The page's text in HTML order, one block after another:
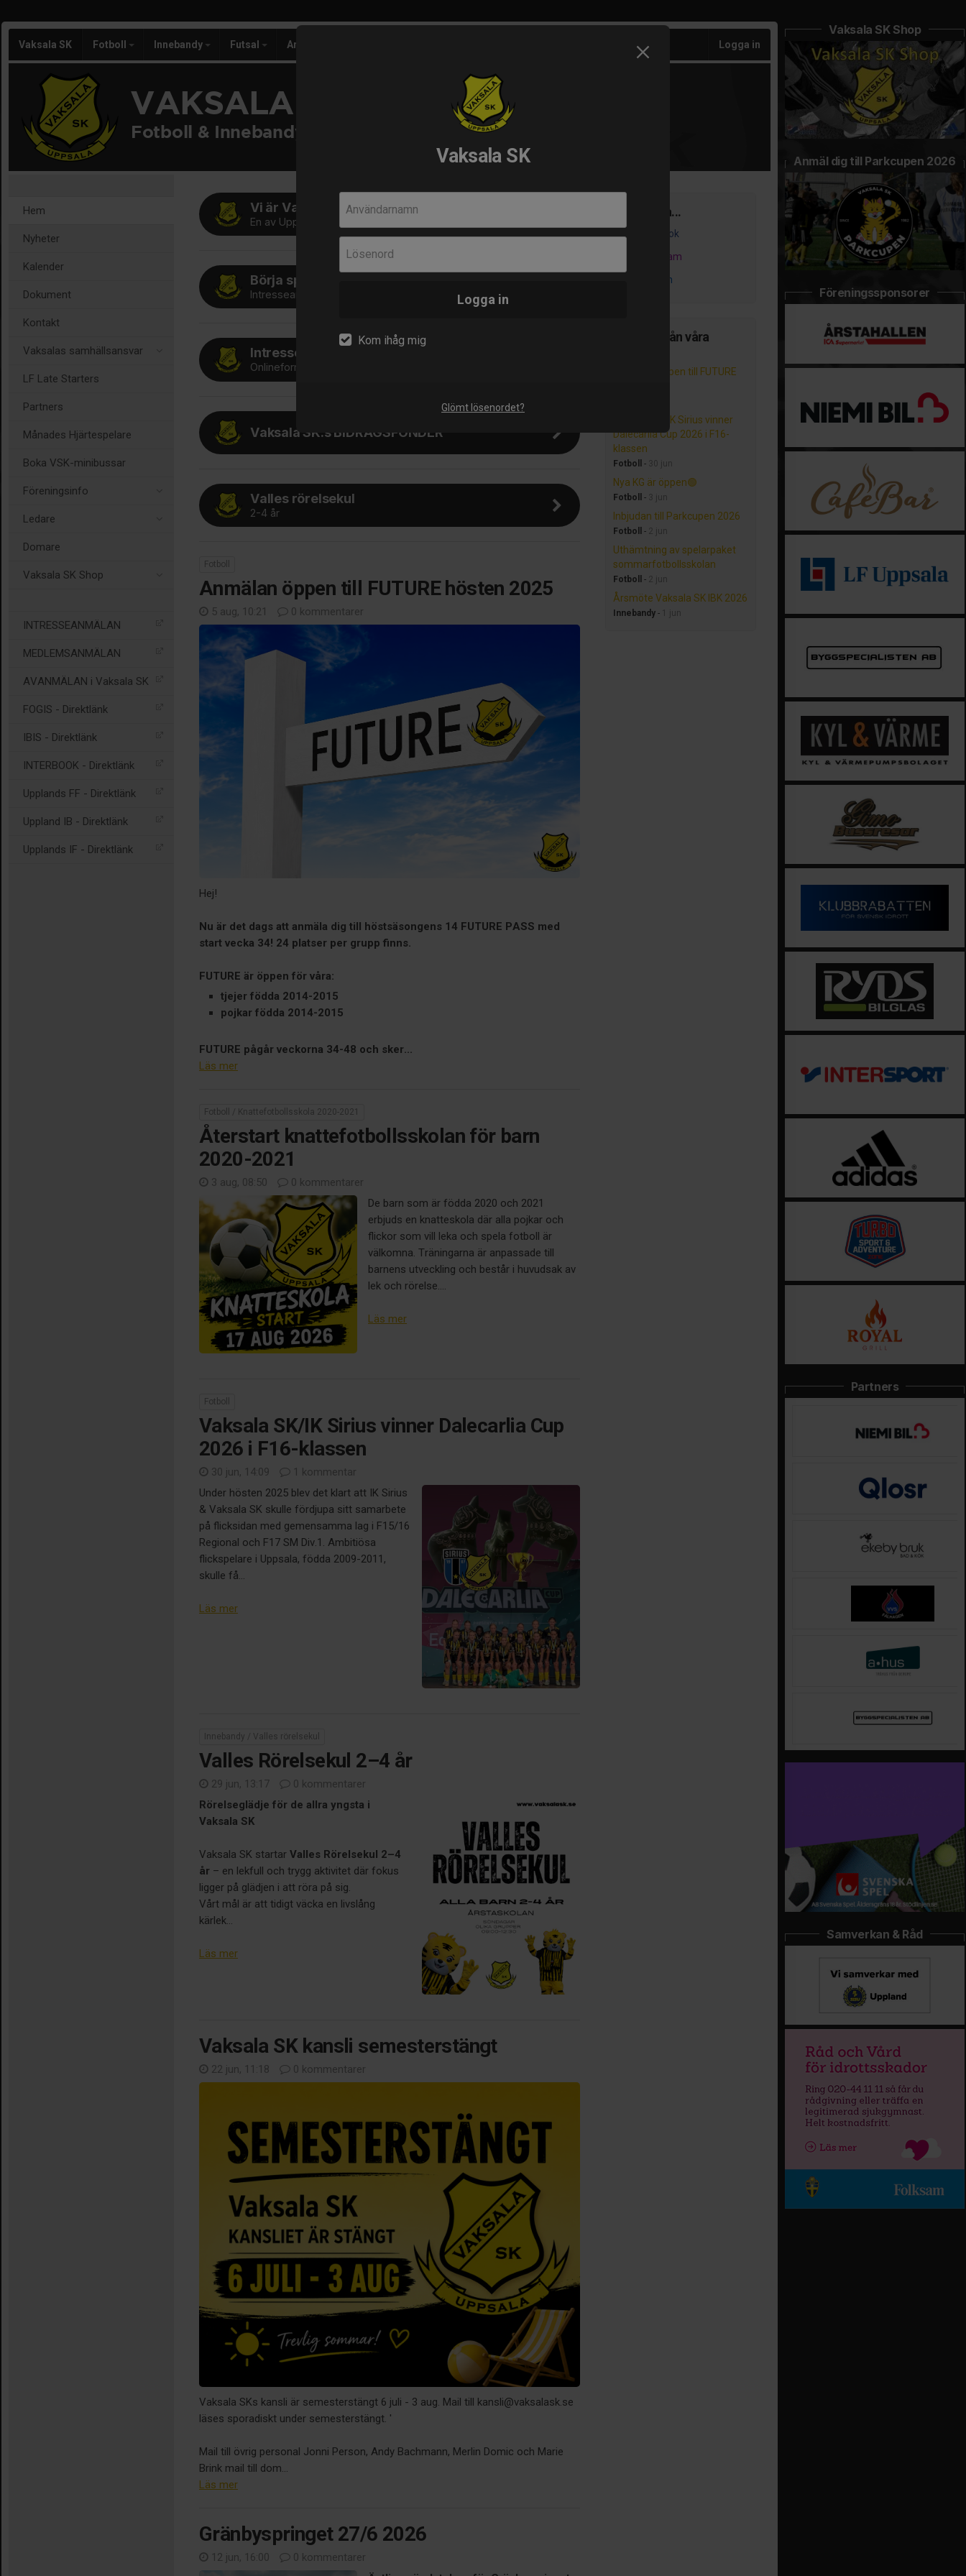
Vaksala SK Fotboll Innebandy Futsal Arrangemang Logga in
Vaksala SK
Användarnamn
Lösenord
Logga in
Kom ihåg mig
Glömt lösenordet?
VAKSALA SK
Fotboll & Innebandy
Hem
Nyheter
Kalender
Dokument
Kontakt
Vaksalas samhällsansvar
LF Late Starters
Partners
Månades Hjärtespelare
Boka VSK-minibussar
Föreningsinfo
Ledare
Domare
Vaksala SK Shop
INTRESSEANMÄLAN
MEDLEMSANMÄLAN
AVANMÄLAN i Vaksala SK
FOGIS - Direktlänk
IBIS - Direktlänk
INTERBOOK - Direktlänk
Upplands FF - Direktlänk
Uppland IB - Direktlänk
Upplands IF - Direktlänk
Följ oss på...
Facebook
Instagram
LinkedIn
Nyheter från våra
Anmälan öppen till FUTURE
Vaksala SK/IK Sirius vinner
Dalecarlia Cup 2026 i F16-
klassen
Fotboll - 30 jun
Nya KG är öppen🟢
Fotboll - 3 jun
Inbjudan till Parkcupen 2026
Fotboll - 2 jun
Uthämtning av spelarpaket
sommarfotbollsskolan
Fotboll - 2 jun
Årsmöte Vaksala SK IBK 2026
Innebandy - 1 jun
Vi är Vaksala SK!
En av Uppsalas största idrottsföreningar
Börja spela i Vaksala SK?
Intresseanmälan för alla nya spelare
Intresseanmälan för tränare
Onlineformulär
Vaksala SK:s BIDRAGSFONDER
Valles rörelsekul
2-4 år
Fotboll
Anmälan öppen till FUTURE hösten 2025
5 aug, 10:21 0 kommentarer
Hej!
Nu är det dags att anmäla dig till höstsäsongens 14 FUTURE PASS med
start vecka 34! 24 platser per grupp finns.
FUTURE är öppen för våra:
tjejer födda 2014-2015
pojkar födda 2014-2015
FUTURE pågår veckorna 34-48 och sker...
Läs mer
Fotboll / Knattefotbollsskola 2020-2021
Återstart knattefotbollsskolan för barn
2020-2021
3 aug, 08:50
0 kommentarer
De barn som är födda 2020 och 2021
erbjuds en knatteskola där alla pojkar och
flickor som vill leka och spela fotboll är
välkomna. Träningarna är anpassade till
barnens utveckling och består i huvudsak av
lek och rörelse....
Läs mer
Fotboll
Vaksala SK/IK Sirius vinner Dalecarlia Cup
2026 i F16-klassen
30 jun, 14:09
1 kommentar
Under hösten 2025 blev det klart att IK Sirius
& Vaksala SK skulle fördjupa sitt samarbete
på flicksidan med gemensamma lag i F15/16
Regional och F17 SM Div.1. Ambitiösa
flickspelare i Uppsala, födda 2009-2011,
skulle få...
Läs mer
Innebandy / Valles rörelsekul
Valles Rörelsekul 2–4 år
29 jun, 13:17
0 kommentarer
Rörelseglädje för de allra yngsta i
Vaksala SK
Vaksala SK startar Valles Rörelsekul 2–4
år – en lekfull och trygg aktivitet där fokus
ligger på glädjen i att röra på sig.
Vårt mål är att tidigt väcka en livslång
kärlek...
Läs mer
Vaksala SK kansli semesterstängt
22 jun, 11:18 0 kommentarer
Vaksala SKs kansli är semesterstängt 6 juli - 3 aug. Mail till kansli@vaksalask.se
läses sporadiskt under semesterstängt. '
Mail till övrig personal Jonni Person, Andy Bachmann, Merlin Domic och Marie
Brink mail till dom...
Läs mer
Gränbyspringet 27/6 2026
12 jun, 16:00
0 kommentarer
Vaksala SK Shop
Anmäl dig till Parkcupen 2026
Föreningssponsorer
Partners
Samverkan & Råd